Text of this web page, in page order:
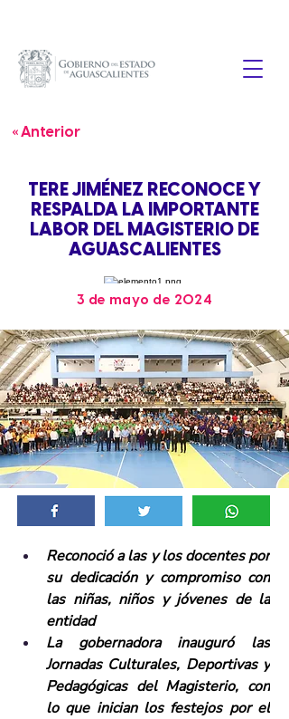
« Anterior
TERE JIMÉNEZ RECONOCE Y
RESPALDA LA IMPORTANTE
LABOR DEL MAGISTERIO DE
AGUASCALIENTES
3 de mayo de 2024
Reconoció a las y los docentes por
su dedicación y compromiso con
las niñas, niños y jóvenes de la
entidad
La gobernadora inauguró las
Jornadas Culturales, Deportivas y
Pedagógicas del Magisterio, con
lo que inician los festejos por el